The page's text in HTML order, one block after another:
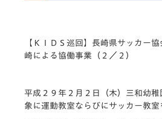
【ＫＩＤＳ巡回】長崎県サッカー
崎による協働事業（２／２）
平成２９年２月２日（木）三和幼
象に運動教室ならびにサッカー教室